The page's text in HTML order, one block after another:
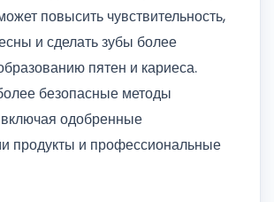
повысить чувствительность,
и сделать зубы более
пятен и кариеса.
безопасные методы
одобренные
продукты и профессиональные